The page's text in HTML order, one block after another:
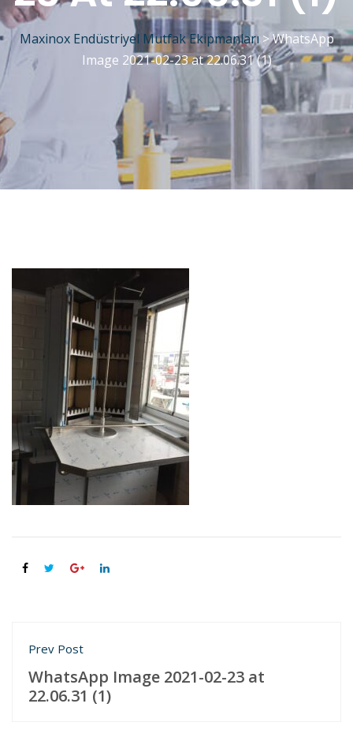
Maxinox Endüstriyel Mutfak Ekipmanları >WhatsApp
Image 2021-02-23 at 22.06.31 (1)
Yazı
gezinmesi
Prev Post
WhatsApp Image 2021-02-23 at
22.06.31 (1)